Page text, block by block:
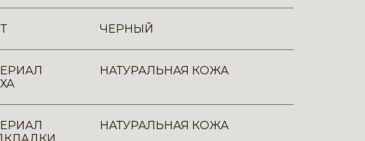
ЧЕРНЫЙ
НАТУРАЛЬНАЯ КОЖА
НАТУРАЛЬНАЯ КОЖА